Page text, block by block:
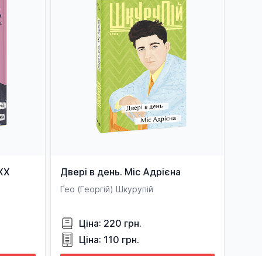
Двері в день. Міс Адрієна
Ґео (Георгій) Шкурупій
Ціна: 220 грн.
Ціна: 110 грн.